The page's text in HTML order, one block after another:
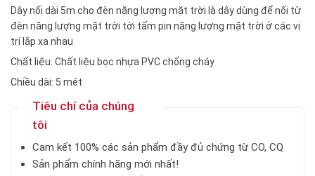
Dây nối dài 5m cho đèn năng lượng mặt trời là dây dùng để nối từ
đèn năng lượng mặt trời tới tấm pin năng lượng mặt trời ở các vị
trí lắp xa nhau
Chất liệu: Chất liệu bọc nhựa PVC chống cháy
Chiều dài: 5 mét
Tiêu chí của chúng
tôi
Cam kết 100% các sản phẩm đầy đủ chứng từ CO, CQ
Sản phẩm chính hãng mới nhất!